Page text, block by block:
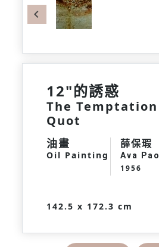
Previous
12"的誘惑
The
Quot
油畫
Oil Painting
薛保瑕
Ava
1956
142.5 x 172.3 cm